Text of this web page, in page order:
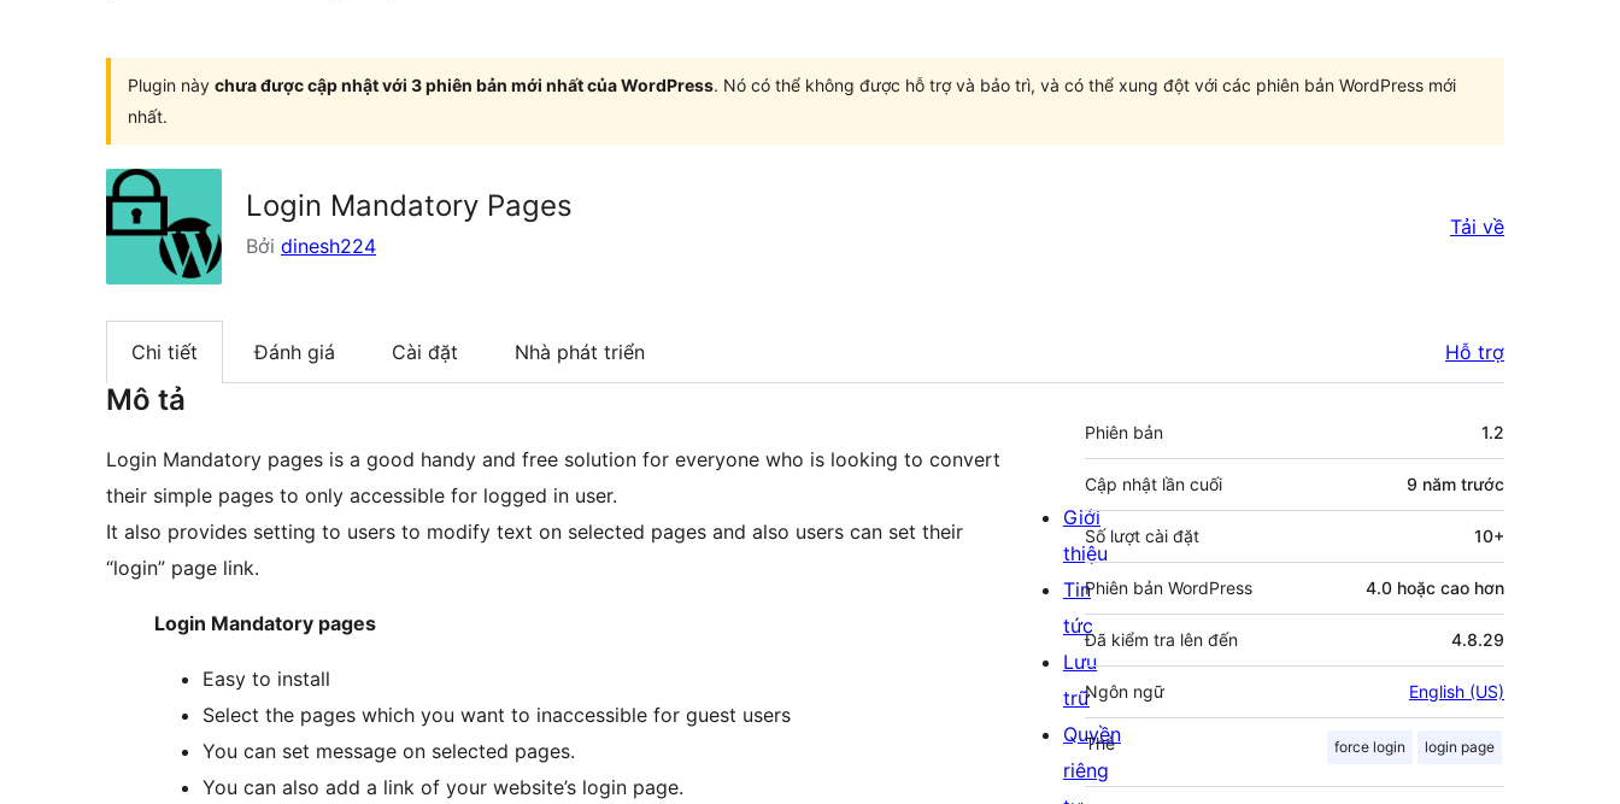
Plugin này chưa được cập nhật với 3 phiên bản mới nhất của WordPress. Nó có thể không được hỗ trợ và bảo trì, và có thể xung đột với các phiên bản WordPress mới
nhất.
Login Mandatory Pages
Bởi dinesh224
Tải về
Chi tiết Đánh giá Cài đặt Nhà phát triển Hỗ trợ
Mô tả
Login Mandatory pages is a good handy and free solution for everyone who is looking to convert
their simple pages to only accessible for logged in user.
It also provides setting to users to modify text on selected pages and also users can set their
“login” page link.
Login Mandatory pages
Easy to install
Select the pages which you want to inaccessible for guest users
You can set message on selected pages.
You can also add a link of your website’s login page.
Meta
Phiên bản 1.2
Cập nhật lần cuối 9 năm trước
Số lượt cài đặt 10+
Phiên bản WordPress 4.0 hoặc cao hơn
Đã kiểm tra lên đến 4.8.29
Ngôn ngữ English (US)
Thẻ force login login page
Giới
thiệu
Tin
tức
Lưu
trữ
Quyền
riêng